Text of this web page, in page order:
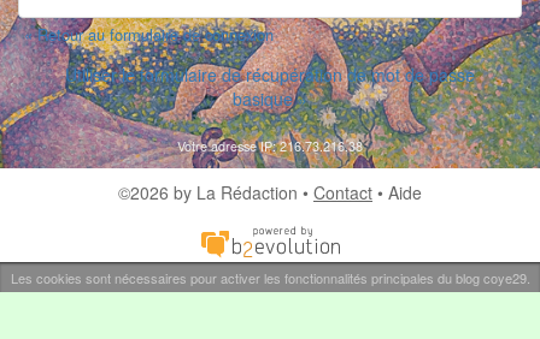
« Retour au formulaire de connexion
Utiliser le formulaire de récupération de mot de passe
basique »
Votre adresse IP: 216.73.216.38
©2026 by La Rédaction • Contact • Aide
Les cookies sont nécessaires pour activer les fonctionnalités principales du blog coye29.